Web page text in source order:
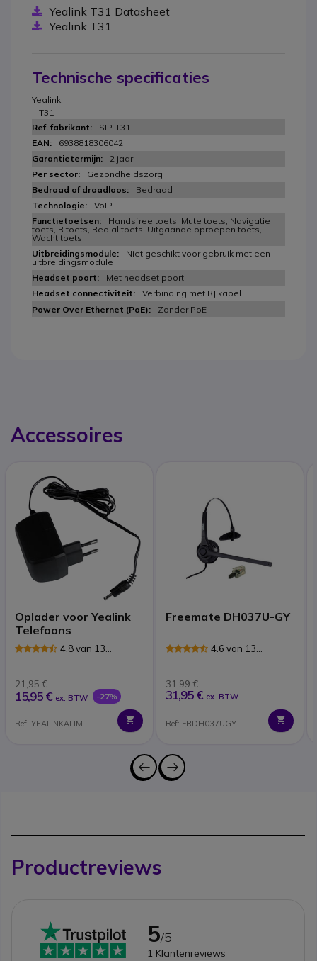
Yealink T31 Datasheet
Yealink T31
Technische specificaties
Yealink
T31
SIP-T31
6938818306042
2 jaar
Gezondheidszorg
Bedraad
VoIP
Handsfree toets, Mute toets, Navigatie
toets, R toets, Redial toets, Uitgaande oproepen toets,
Wacht toets
Niet geschikt voor gebruik met een
uitbreidingsmodule
Met headset poort
Verbinding met RJ kabel
Zonder PoE
Accessoires
Oplader voor Yealink
Telefoons
4.8 van 13
21,95 €
15,95 € ex. BTW -27%
Ref: YEALINKALIM
Freemate DH037U-GY
4.6 van 13
31,99 €
31,95 € ex. BTW
Ref: FRDH037UGY
Productreviews
5/5
1 Klantenreviews